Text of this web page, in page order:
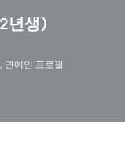
년생)
, 연예인 프로필